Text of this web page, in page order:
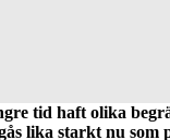
tid haft olika
lika starkt nu